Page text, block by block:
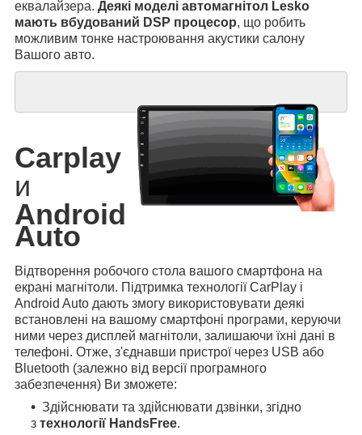
еквалайзера. Деякі моделі автомагнітол Lesko
мають вбудований DSP процесор, що робить
можливим тонке настроювання акустики салону
Вашого авто.
Carplay
и
Android
Auto
Відтворення робочого стола вашого смартфона на
екрані магнітоли. Підтримка технології CarPlay і
Android Auto дають змогу використовувати деякі
встановлені на вашому смартфоні програми, керуючи
ними через дисплей магнітоли, залишаючи їхні дані в
телефоні. Отже, з'єднавши пристрої через USB або
Bluetooth (залежно від версії програмного
забезпечення) Ви зможете:
Здійснювати та здійснювати дзвінки, згідно
з технології HandsFree.